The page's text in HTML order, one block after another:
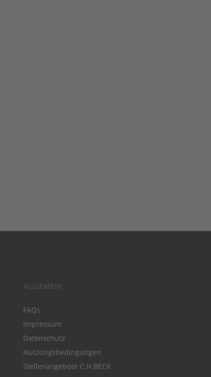
ALLGEMEIN
FAQs
Impressum
Datenschutz
Nutzungsbedingungen
Stellenangebote C.H.BECK